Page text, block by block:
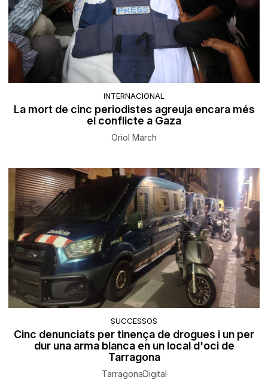
INTERNACIONAL
La mort de cinc periodistes agreuja encara més
el conflicte a Gaza
Oriol March
SUCCESSOS
Cinc denunciats per tinença de drogues i un per
dur una arma blanca en un local d'oci de
Tarragona
TarragonaDigital